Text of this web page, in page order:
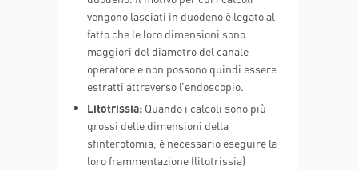
vengono lasciati in duodeno è legato al
fatto che le loro dimensioni sono
maggiori del diametro del canale
operatore e non possono quindi essere
estratti attraverso l’endoscopio.
Litotrissia: Quando i calcoli sono più
grossi delle dimensioni della
sfinterotomia, è necessario eseguire la
loro frammentazione (litotrissia)